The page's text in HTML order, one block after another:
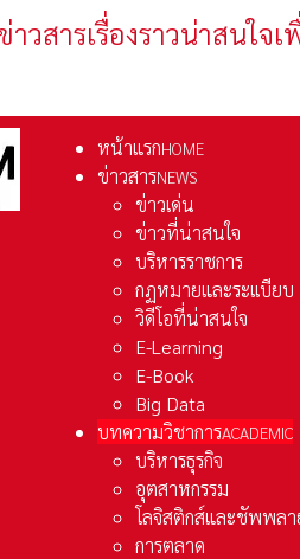
วสารเรื่องราวน่าสนใจ
หน้าแรกHOME
ข่าวสารNEWS
ข่าวเด่น
ข่าวที่น่าสนใจ
บริหารราชการ
กฏหมายและระเเบียบ
วิดีโอที่น่าสนใจ
E-Learning
E-Book
Big Data
บทความวิชาการACADEMIC
บริหารธุรกิจ
อุตสาหกรรม
โลจิสติกส์และชัพพลา
การตลาด